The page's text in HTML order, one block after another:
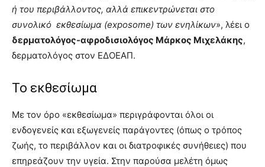
ή του περιβάλλοντος, αλλά επικεντρώνεται στο
συνολικό εκθεσίωμα (exposome) των ενηλίκων», λέει ο
δερματολόγος-αφροδισιολόγος Μάρκος Μιχελάκης,
δερματολόγος στον ΕΔΟΕΑΠ.
Το εκθεσίωμα
Με τον όρο «εκθεσίωμα» περιγράφονται όλοι οι
ενδογενείς και εξωγενείς παράγοντες (όπως ο τρόπος
ζωής, το περιβάλλον και οι διατροφικές συνήθειες) που
επηρεάζουν την υγεία. Στην παρούσα μελέτη όμως